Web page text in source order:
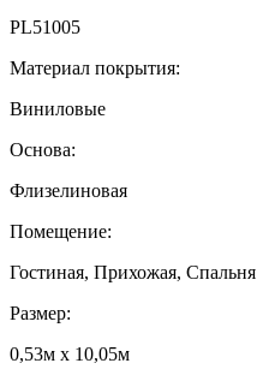
PL51005
Материал покрытия:
Виниловые
Основа:
Флизелиновая
Помещение:
Гостиная, Прихожая, Спальня
Размер:
0,53м x 10,05м